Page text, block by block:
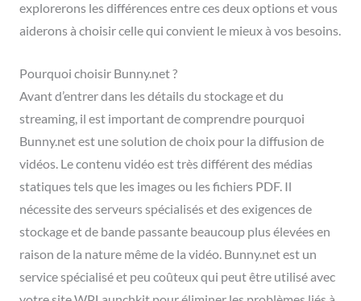
explorerons les différences entre ces deux options et vous
aiderons à choisir celle qui convient le mieux à vos besoins.
Pourquoi choisir Bunny.net ?
Avant d’entrer dans les détails du stockage et du
streaming, il est important de comprendre pourquoi
Bunny.net est une solution de choix pour la diffusion de
vidéos. Le contenu vidéo est très différent des médias
statiques tels que les images ou les fichiers PDF. Il
nécessite des serveurs spécialisés et des exigences de
stockage et de bande passante beaucoup plus élevées en
raison de la nature même de la vidéo. Bunny.net est un
service spécialisé et peu coûteux qui peut être utilisé avec